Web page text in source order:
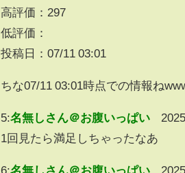
高評価：297
低評価：
投稿日：07/11 03:01
ちな07/11 03:01時点での情報ね
5:名無しさん＠お腹いっぱい
1回見たら満足しちゃったなあ
6:名無しさん＠お腹いっぱい